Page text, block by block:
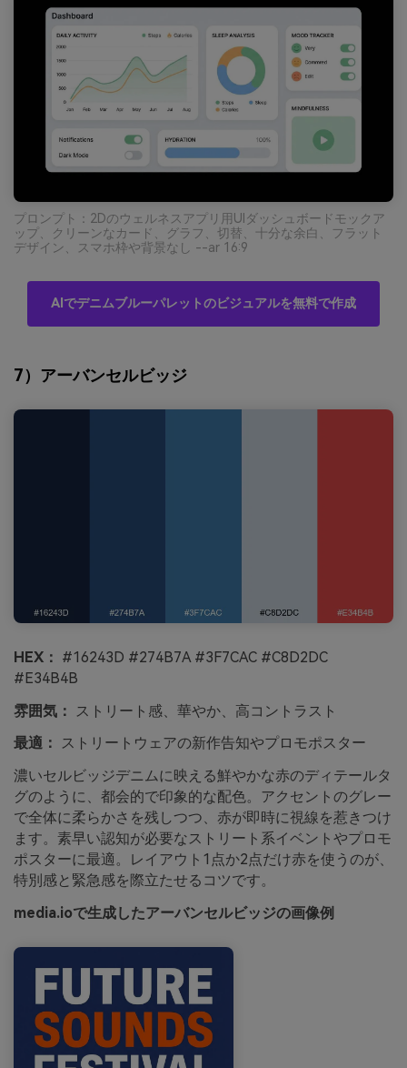
プロンプト：2Dのウェルネスアプリ用UIダッシュボードモックア
ップ、クリーンなカード、グラフ、切替、十分な余白、フラット
デザイン、スマホ枠や背景なし --ar 16:9
AIでデニムブルーパレットのビジュアルを無料で作成
7）アーバンセルビッジ
HEX： #16243D #274B7A #3F7CAC #C8D2DC
#E34B4B
雰囲気：
ストリート感、華やか、高コントラスト
最適： ストリートウェアの新作告知やプロモポスター
濃いセルビッジデニムに映える鮮やかな赤のディテールタ
グのように、都会的で印象的な配色。アクセントのグレー
で全体に柔らかさを残しつつ、赤が即時に視線を惹きつけ
ます。素早い認知が必要なストリート系イベントやプロモ
ポスターに最適。レイアウト1点か2点だけ赤を使うのが、
特別感と緊急感を際立たせるコツです。
media.ioで生成したアーバンセルビッジの画像例